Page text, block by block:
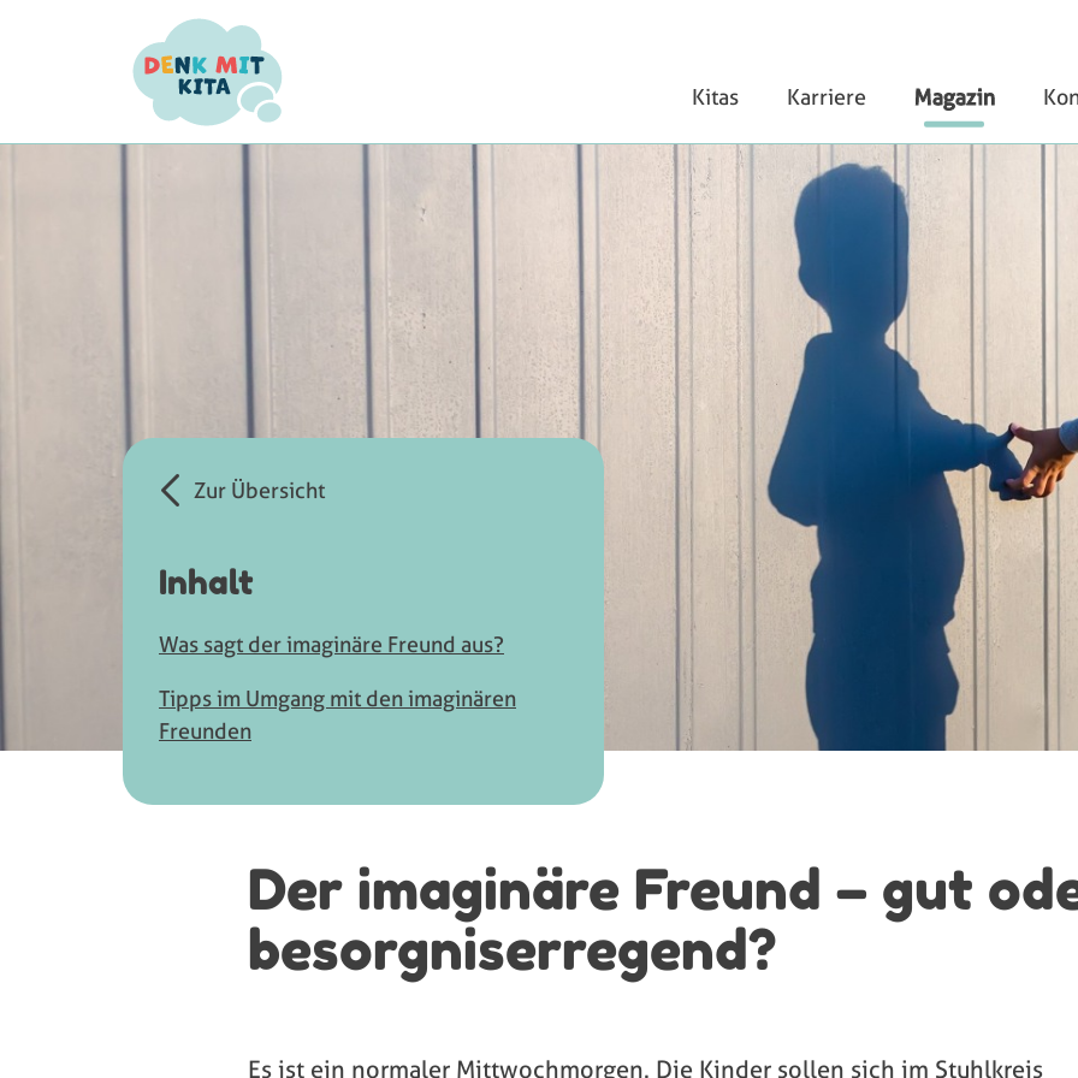
Kitas Karriere Magazin
Zur Übersicht
Inhalt
Was sagt der imaginäre Freund aus?
Tipps im Umgang mit den imaginären
Freunden
Der imaginäre Freund – gut
besorgniserregend?
Es ist ein normaler Mittwochmorgen. Die Kinder sollen sich im Stuhlkreis